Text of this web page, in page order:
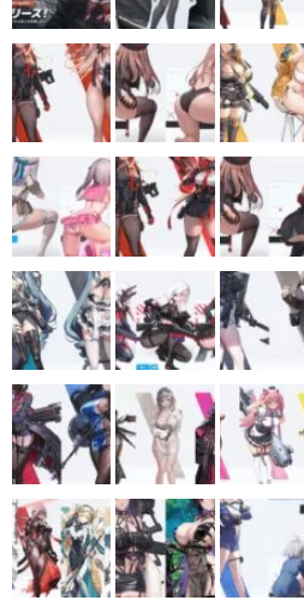
アプリレビュー
その他
電ファミニコゲーマーとは？
運営：株式会社マレ